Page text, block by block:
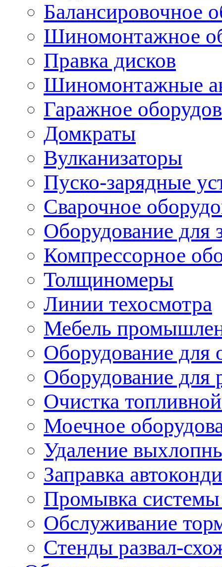
Балансировочное
Шиномонтажное
Правка дисков
Шиномонтажные
Гаражное
Домкраты
Вулканизаторы
Пуско-зарядные
Сварочное
Оборудование для
Компрессорное
Толщиномеры
Линии техосмотра
Мебель
Оборудование для
Оборудование для
Очистка
Моечное
Удаление
Заправка
Промывка
Обслуживание
Стенды развал-